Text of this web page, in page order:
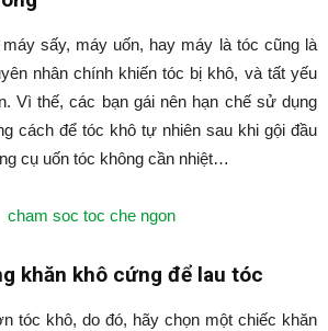
sấy, máy uốn, hay máy là tóc cũng là
nhân chính khiến tóc bị khô, và tất yếu
Vì thế, các bạn gái nên hạn chế sử dụng
cách để tóc khô tự nhiên sau khi gội đầu
cụ uốn tóc không cần nhiệt…
khăn khô cứng để lau tóc
tóc khô, do đó, hãy chọn một chiếc khăn